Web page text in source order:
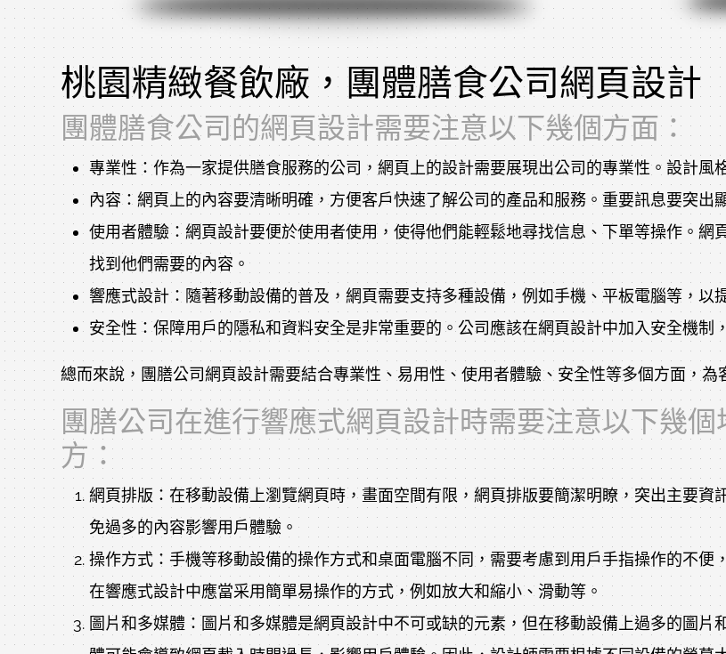
桃園精緻餐飲廠，團體膳食公司網頁設計
團體膳食公司的網頁設計需要注意以下幾個方面：
專業性：作為一家提供膳食服務的公司，網頁上的設計需要展現出公司的專業性。設計風
內容：網頁上的內容要清晰明確，方便客戶快速了解公司的產品和服務。重要訊息要突出
使用者體驗：網頁設計要便於使用者使用，使得他們能輕鬆地尋找信息、下單等操作。
找到他們需要的內容。
響應式設計：隨著移動設備的普及，網頁需要支持多種設備，例如手機、平板電腦等，以
安全性：保障用戶的隱私和資料安全是非常重要的。公司應該在網頁設計中加入安全機制
總而來說，團膳公司網頁設計需要結合專業性、易用性、使用者體驗、安全性等多個方面，為
團膳公司在進行響應式網頁設計時需要注意以下幾個
方：
網頁排版：在移動設備上瀏覽網頁時，畫面空間有限，網頁排版要簡潔明瞭，突出主要資
免過多的內容影響用戶體驗。
操作方式：手機等移動設備的操作方式和桌面電腦不同，需要考慮到用戶手指操作的不便
在響應式設計中應當采用簡單易操作的方式，例如放大和縮小、滑動等。
圖片和多媒體：圖片和多媒體是網頁設計中不可或缺的元素，但在移動設備上過多的圖片